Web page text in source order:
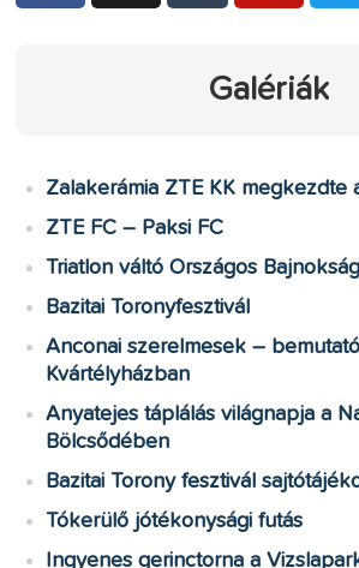
Galériák
Zalakerámia ZTE KK megkezdte
ZTE FC – Paksi FC
Triatlon váltó Országos Bajnokság
Bazitai Toronyfesztivál
Anconai szerelmesek –
Kvártélyházban
Anyatejes táplálás világnapja a
Bölcsődében
Bazitai Torony fesztivál
Tókerülő jótékonysági futás
Ingyenes gerinctorna a